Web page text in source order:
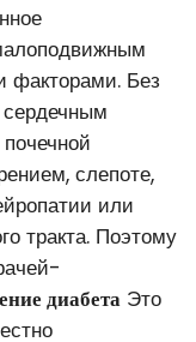
факторами. Без
слепоте,
или
тракта. Поэтому
диабета Это